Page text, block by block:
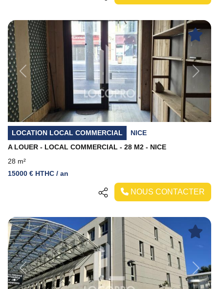
Previous Next
LOCATION LOCAL COMMERCIAL
NICE
A LOUER - LOCAL COMMERCIAL - 28 M2 - NICE
28 m²
15000 € HTHC / an
NOUS CONTACTER
Previous Next